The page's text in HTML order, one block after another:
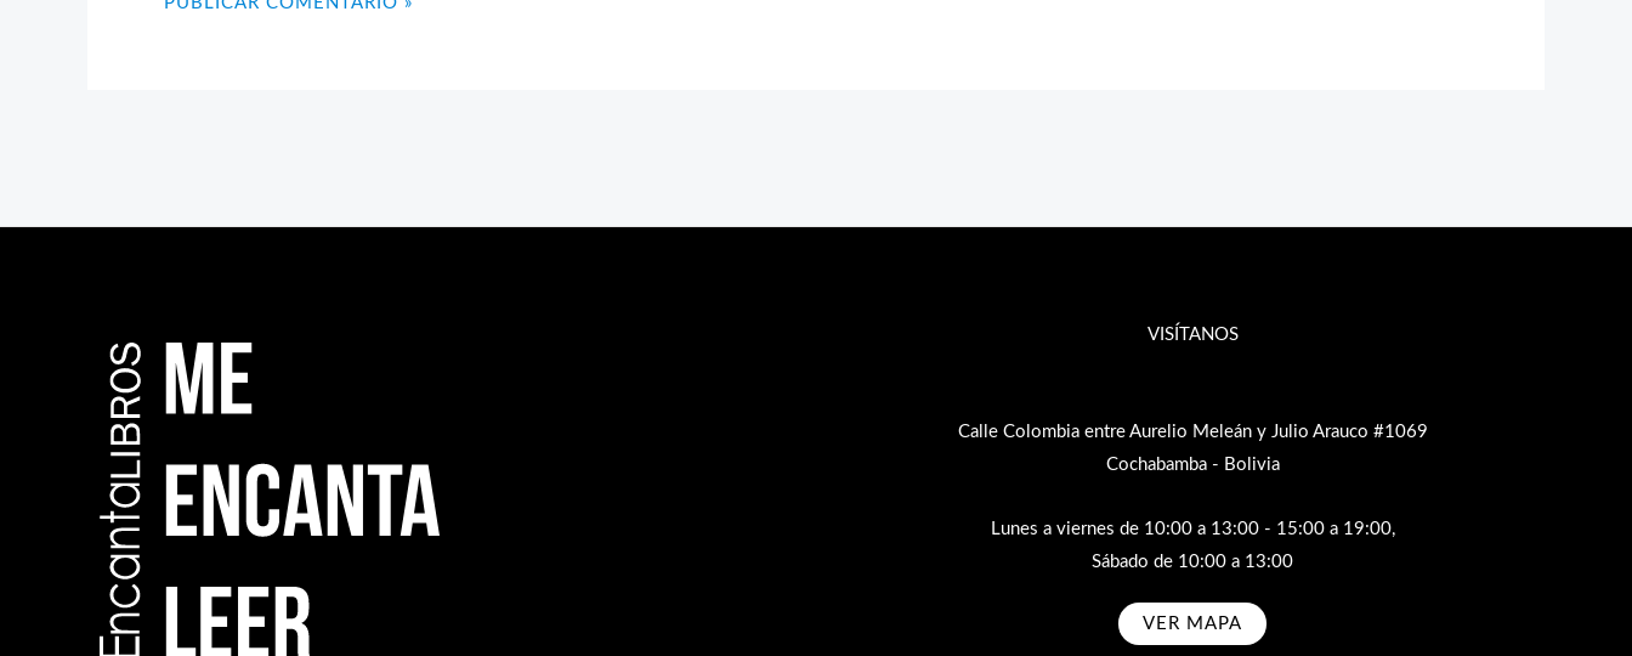
VISÍTANOS
Calle Colombia entre Aurelio Meleán y Julio Arauco #1069
Cochabamba - Bolivia
Lunes a viernes de 10:00 a 13:00 - 15:00 a 19:00,
Sábado de 10:00 a 13:00
VER MAPA